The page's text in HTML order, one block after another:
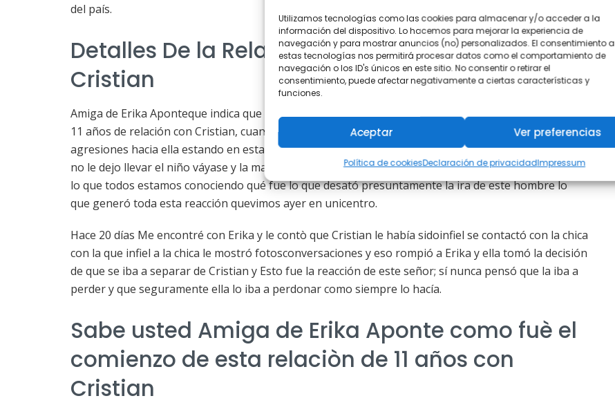
Utilizamos tecnologías como las cookies para almacenar y/o acceder a la
información del dispositivo. Lo hacemos para mejorar la experiencia de
navegación y para mostrar anuncios (no) personalizados. El consentimiento a
estas tecnologías nos permitirá procesar datos como el comportamiento de
navegación o los ID's únicos en este sitio. No consentir o retirar el
consentimiento, puede afectar negativamente a ciertas características y
funciones.
Aceptar Ver preferencias
Política de cookiesDeclaración de privacidadImpressum
del país.
Detalles De la Relaciòn De Erika Aponte y
Cristian
Amiga de Erika Aponteque indica que ellos habìan tenido inconvenientes dificultades ella llevaba 10
11 años de relación con Cristian, cuando Erika queda embarazada es cuando empiezan las
agresiones hacia ella estando en estado de gestación y ya luego que tuve el niño la excusa era como
no le dejo llevar el niño váyase y la manipulaba con el niño y ya pues finalmente ocurrió lo que pasó
lo que todos estamos conociendo qué fue lo que desató presuntamente la ira de este hombre lo
que generó toda esta reacción quevimos ayer en unicentro.
Hace 20 días Me encontré con Erika y le contò que Cristian le había sidoinfiel se contactó con la chica
con la que infiel a la chica le mostró fotosconversaciones y eso rompió a Erika y ella tomó la decisión
de que se iba a separar de Cristian y Esto fue la reacción de este señor; sí nunca pensó que la iba a
perder y que seguramente ella lo iba a perdonar como siempre lo hacía.
Sabe usted Amiga de Erika Aponte como fuè el
comienzo de esta relaciòn de 11 años con
Cristian